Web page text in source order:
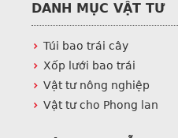
DANH MỤC VẬT TƯ
Túi bao trái cây
Xốp lưới bao trái
Vật tư nông nghiệp
Vật tư cho Phong lan